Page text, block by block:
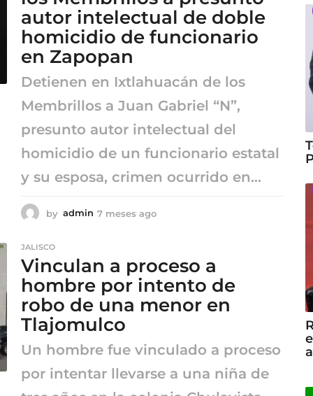
a
g
o
autor intelectual de doble
homicidio de funcionario
en Zapopan
Detienen en Ixtlahuacán de los
Membrillos a Juan Gabriel “N”,
presunto autor intelectual del
homicidio de un funcionario estatal
y su esposa, crimen ocurrido en...
by admin 7 meses ago
e
s
a
g
JALISCO
Vinculan a proceso a
hombre por intento de
robo de una menor en
Tlajomulco
Un hombre fue vinculado a proceso
por intentar llevarse a una niña de